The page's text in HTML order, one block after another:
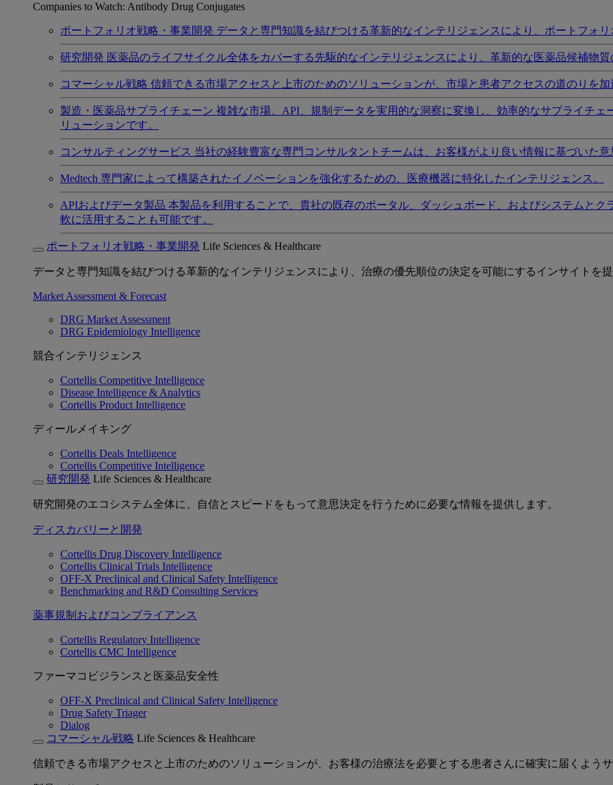
Companies to Watch: Antibody Drug Conjugates
ポートフォリオ戦略・事業開発 データと専門知識を結びつける革新的なインテリジェンスにより、ポートフォリ
研究開発 医薬品のライフサイクル全体をカバーする先駆的なインテリジェンスにより、革新的な医薬品候補物
コマーシャル戦略 信頼できる市場アクセスと上市のためのソリューションが、市場と患者アクセスの道のりを加
製造・医薬品サプライチェーン 複雑な市場、API、規制データを実用的な洞察に変換し、効率的なサプライチ
リューションです。
コンサルティングサービス 当社の経験豊富な専門コンサルタントチームは、お客様がより良い情報に基づいた意
Medtech 専門家によって構築されたイノベーションを強化するための、医療機器に特化したインテリジェンス。
APIおよびデータ製品 本製品を利用することで、貴社の既存のポータル、ダッシュボード、およびシステムと
軟に活用することも可能です。
ポートフォリオ戦略・事業開発 Life Sciences & Healthcare
データと専門知識を結びつける革新的なインテリジェンスにより、治療の優先順位の決定を可能にするインサイトを提
Market Assessment & Forecast
DRG Market Assessment
DRG Epidemiology Intelligence
競合インテリジェンス
Cortellis Competitive Intelligence
Disease Intelligence & Analytics
Cortellis Product Intelligence
ディールメイキング
Cortellis Deals Intelligence
Cortellis Competitive Intelligence
研究開発 Life Sciences & Healthcare
研究開発のエコシステム全体に、自信とスピードをもって意思決定を行うために必要な情報を提供します。
ディスカバリーと開発
Cortellis Drug Discovery Intelligence
Cortellis Clinical Trials Intelligence
OFF-X Preclinical and Clinical Safety Intelligence
Benchmarking and R&D Consulting Services
薬事規制およびコンプライアンス
Cortellis Regulatory Intelligence
Cortellis CMC Intelligence
ファーマコビジランスと医薬品安全性
OFF-X Preclinical and Clinical Safety Intelligence
Drug Safety Triager
Dialog
コマーシャル戦略 Life Sciences & Healthcare
信頼できる市場アクセスと上市のためのソリューションが、お客様の治療法を必要とする患者さんに確実に届くようサ